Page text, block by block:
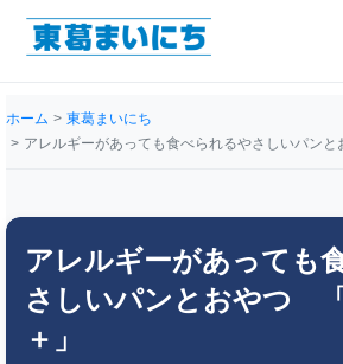
ホーム
東葛まいにち
アレルギーがあっても食べられるやさしいパン
アレルギーがあっても
さしいパンとおやつ
＋」